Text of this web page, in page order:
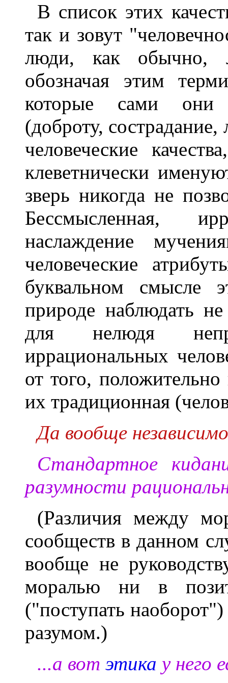
В список этих
так и зовут
люди, как обычно,
обозначая этим
которые сами они
(доброту,
человеческие
клеветнически
зверь никогда не
Бессмысленная,
наслаждение
человеческие
буквальном смысле
природе наблюдать
для нелюдя
иррациональных
от того,
их традиционная
Да вообще
Стандартное
разумности
(Различия между
сообществ в данном
вообще не
моралью ни в
("поступать
разумом.)
...а вот этика у него